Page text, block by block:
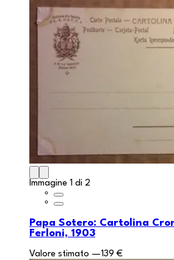
Immagine 1 di 2
Papa Sotero: Cartolina
Ferloni, 1903
Valore stimato —139 €